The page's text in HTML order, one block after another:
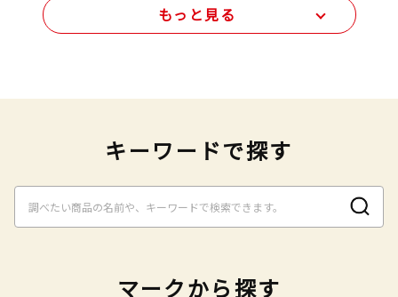
もっと見る
キーワードで探す
マークから探す